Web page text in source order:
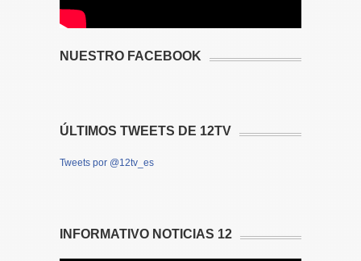
NUESTRO FACEBOOK
ÚLTIMOS TWEETS DE 12TV
Tweets por @12tv_es
INFORMATIVO NOTICIAS 12